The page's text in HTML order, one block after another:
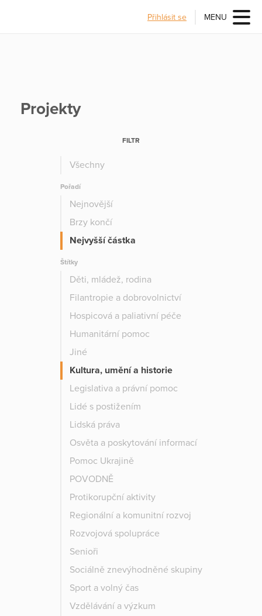
Přihlásit se MENU
Projekty
FILTR
Všechny
Pořadí
Nejnovější
Brzy končí
Nejvyšší částka
Štítky
Děti, mládež, rodina
Filantropie a dobrovolnictví
Hospicová a paliativní péče
Humanitární pomoc
Jiné
Kultura, umění a historie
Legislativa a právní pomoc
Lidé s postižením
Lidská práva
Osvěta a poskytování informací
Pomoc Ukrajině
POVODNĚ
Protikorupční aktivity
Regionální a komunitní rozvoj
Rozvojová spolupráce
Senioři
Sociálně znevýhodněné skupiny
Sport a volný čas
Vzdělávání a výzkum